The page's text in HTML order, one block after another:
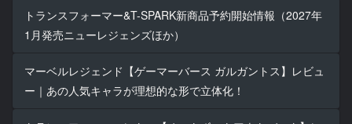
トランスフォーマー&T-SPARK新商品予約開始情報（2027年
1月発売ニューレジェンズほか）
マーベルレジェンド【ゲーマーバース ガルガントス】レビュ
ー｜あの人気キャラが理想的な形で立体化！